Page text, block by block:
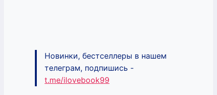
Новинки, бестселлеры в нашем
телеграм, подпишись -
t.me/ilovebook99